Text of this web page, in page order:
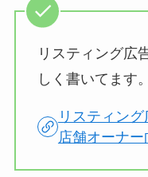
リスティング広
しく書いてます。
リスティン
店舗オーナ